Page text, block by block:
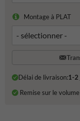
Montage à PLAT
Délai de livraison:1-2
Remise sur le